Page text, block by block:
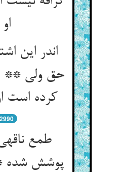
او
اندر این
حق ولی **
کرده است
2990
طمع
پوشش شده